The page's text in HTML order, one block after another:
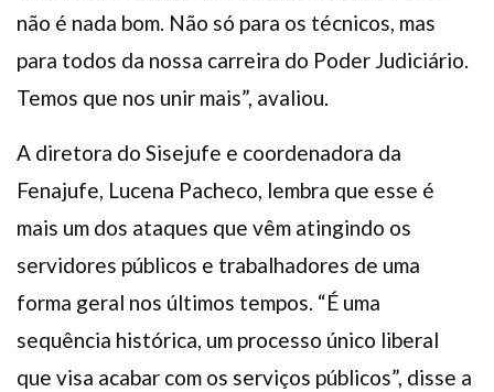
não é nada bom. Não só para os técnicos, mas
para todos da nossa carreira do Poder Judiciário.
Temos que nos unir mais”, avaliou.
A diretora do Sisejufe e coordenadora da
Fenajufe, Lucena Pacheco, lembra que esse é
mais um dos ataques que vêm atingindo os
servidores públicos e trabalhadores de uma
forma geral nos últimos tempos. “É uma
sequência histórica, um processo único liberal
que visa acabar com os serviços públicos”, disse a